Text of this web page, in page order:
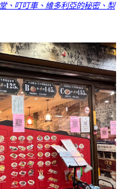
、叮叮車、維多利亞的秘密、梨